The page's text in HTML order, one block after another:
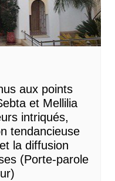
aux points
et Mellilia
intriqués,
tendancieuse
la diffusion
(Porte-parole